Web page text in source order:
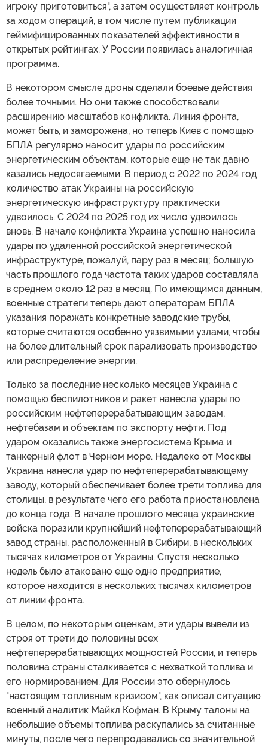
игроку приготовиться", а затем осуществляет контроль
за ходом операций, в том числе путем публикации
геймифицированных показателей эффективности в
открытых рейтингах. У России появилась аналогичная
программа.
В некотором смысле дроны сделали боевые действия
более точными. Но они также способствовали
расширению масштабов конфликта. Линия фронта,
может быть, и заморожена, но теперь Киев с помощью
БПЛА регулярно наносит удары по российским
энергетическим объектам, которые еще не так давно
казались недосягаемыми. В период с 2022 по 2024 год
количество атак Украины на российскую
энергетическую инфраструктуру практически
удвоилось. С 2024 по 2025 год их число удвоилось
вновь. В начале конфликта Украина успешно наносила
удары по удаленной российской энергетической
инфраструктуре, пожалуй, пару раз в месяц; большую
часть прошлого года частота таких ударов составляла
в среднем около 12 раз в месяц. По имеющимся данным,
военные стратеги теперь дают операторам БПЛА
указания поражать конкретные заводские трубы,
которые считаются особенно уязвимыми узлами, чтобы
на более длительный срок парализовать производство
или распределение энергии.
Только за последние несколько месяцев Украина с
помощью беспилотников и ракет нанесла удары по
российским нефтеперерабатывающим заводам,
нефтебазам и объектам по экспорту нефти. Под
ударом оказались также энергосистема Крыма и
танкерный флот в Черном море. Недалеко от Москвы
Украина нанесла удар по нефтеперерабатывающему
заводу, который обеспечивает более трети топлива для
столицы, в результате чего его работа приостановлена
до конца года. В начале прошлого месяца украинские
войска поразили крупнейший нефтеперерабатывающий
завод страны, расположенный в Сибири, в нескольких
тысячах километров от Украины. Спустя несколько
недель было атаковано еще одно предприятие,
которое находится в нескольких тысячах километров
от линии фронта.
В целом, по некоторым оценкам, эти удары вывели из
строя от трети до половины всех
нефтеперерабатывающих мощностей России, и теперь
половина страны сталкивается с нехваткой топлива и
его нормированием. Для России это обернулось
"настоящим топливным кризисом", как описал ситуацию
военный аналитик Майкл Кофман. В Крыму талоны на
небольшие объемы топлива раскупались за считанные
минуты, после чего перепродавались со значительной